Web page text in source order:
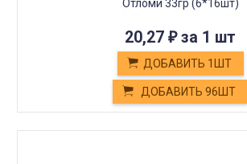
Отломи 33гр (6*16шт)
20,27 ₽за 1 шт
ДОБАВИТЬ 1ШТ
ДОБАВИТЬ 96ШТ